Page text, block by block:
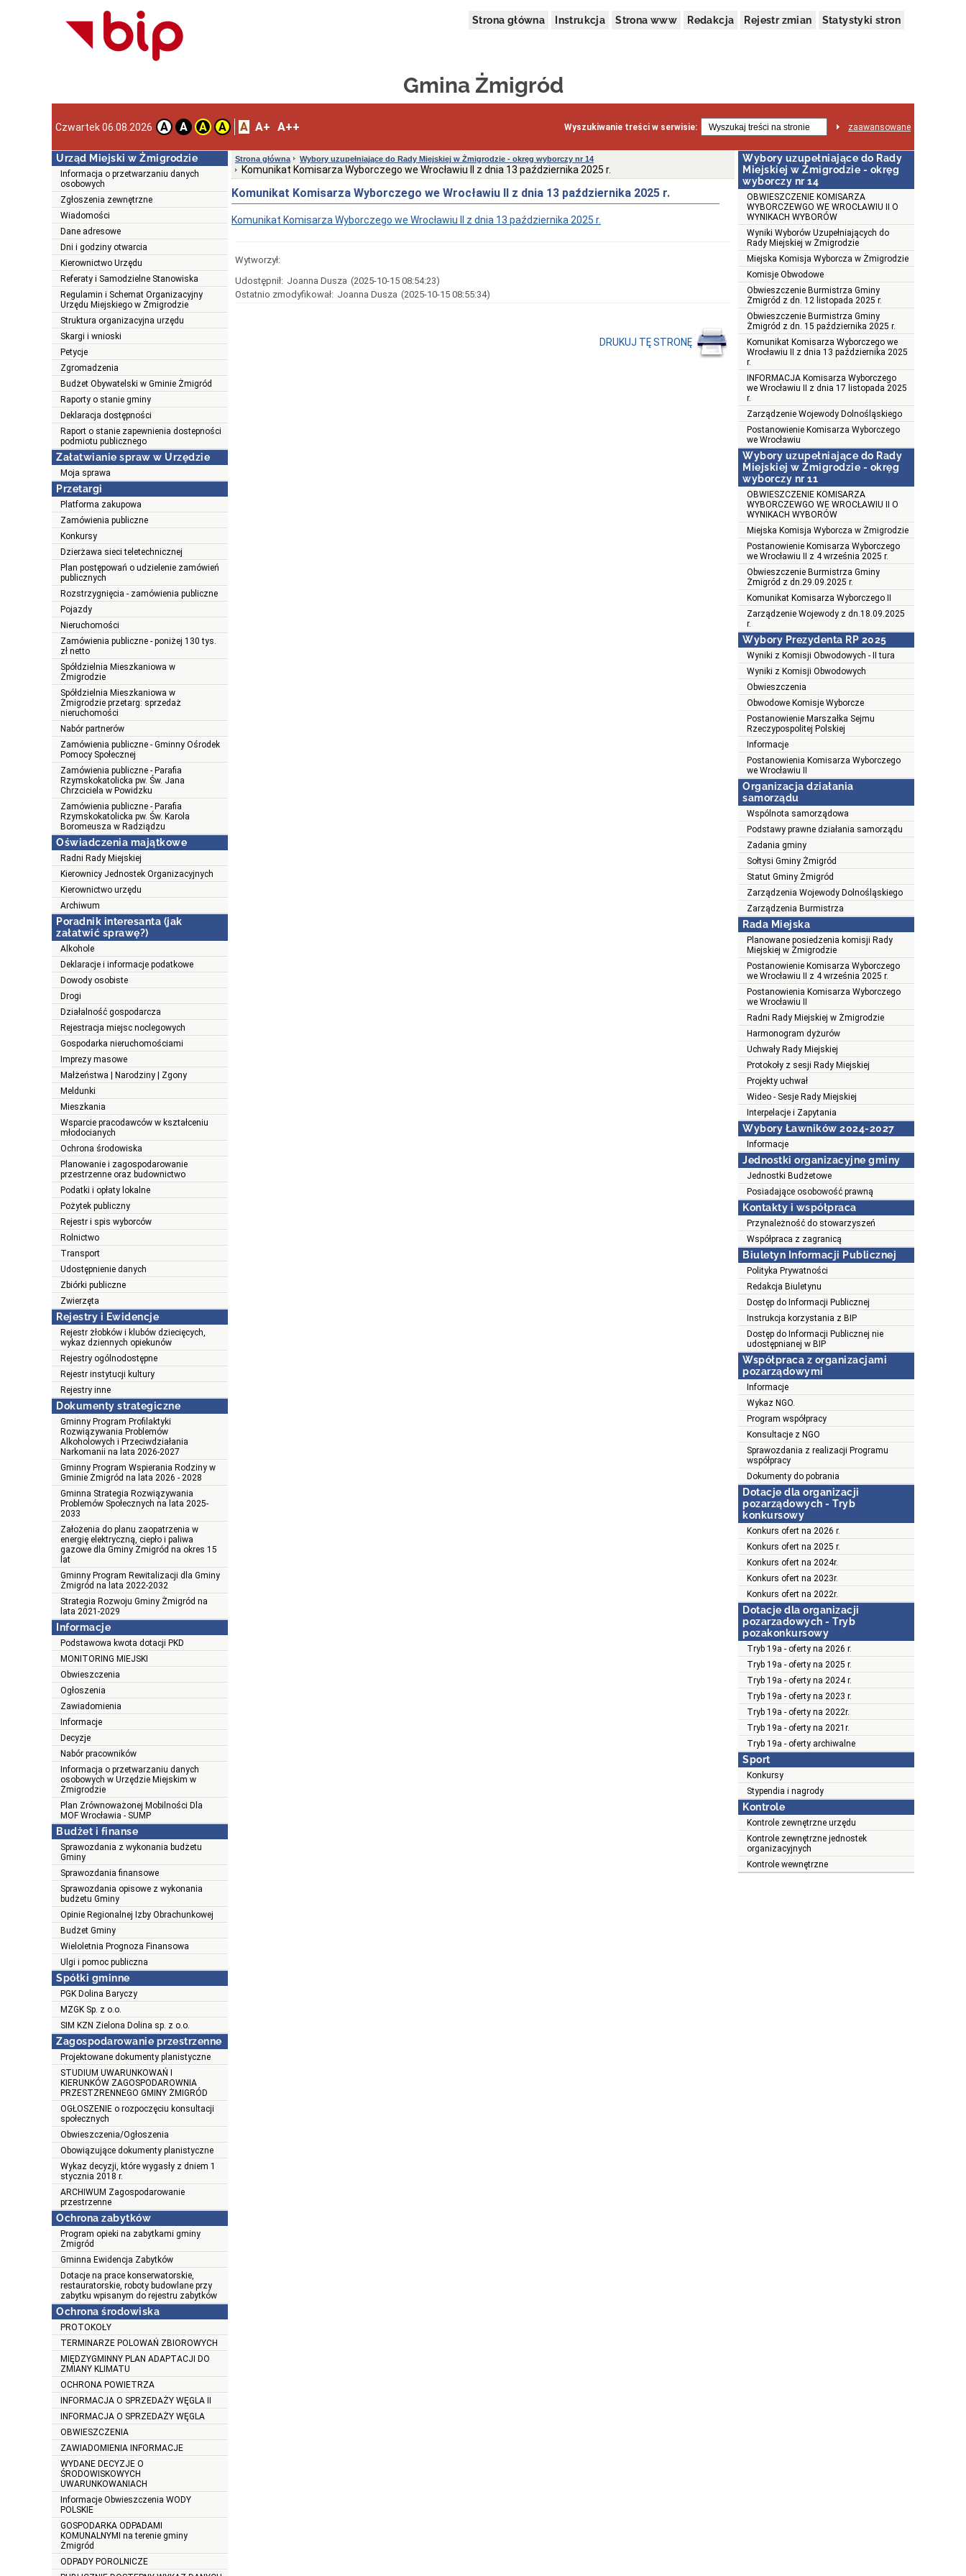
Strona główna Instrukcja Strona www Redakcja Rejestr zmian Statystyki stron
Gmina Żmigród
Czwartek 06.08.2026 A A A A A A+ A++ Wyszukiwanie treści w serwisie: zaawansowane
Urząd Miejski w Żmigrodzie
Informacja o przetwarzaniu danych
osobowych
Zgłoszenia zewnętrzne
Wiadomości
Dane adresowe
Dni i godziny otwarcia
Kierownictwo Urzędu
Referaty i Samodzielne Stanowiska
Regulamin i Schemat Organizacyjny
Urzędu Miejskiego w Żmigrodzie
Struktura organizacyjna urzędu
Skargi i wnioski
Petycje
Zgromadzenia
Budżet Obywatelski w Gminie Żmigród
Raporty o stanie gminy
Deklaracja dostępności
Raport o stanie zapewnienia dostepności
podmiotu publicznego
Załatwianie spraw w Urzędzie
Moja sprawa
Przetargi
Platforma zakupowa
Zamówienia publiczne
Konkursy
Dzierżawa sieci teletechnicznej
Plan postępowań o udzielenie zamówień
publicznych
Rozstrzygnięcia - zamówienia publiczne
Pojazdy
Nieruchomości
Zamówienia publiczne - poniżej 130 tys.
zł netto
Spółdzielnia Mieszkaniowa w
Żmigrodzie
Spółdzielnia Mieszkaniowa w
Żmigrodzie przetarg: sprzedaż
nieruchomości
Nabór partnerów
Zamówienia publiczne - Gminny Ośrodek
Pomocy Społecznej
Zamówienia publiczne - Parafia
Rzymskokatolicka pw. Św. Jana
Chrzciciela w Powidzku
Zamówienia publiczne - Parafia
Rzymskokatolicka pw. Św. Karola
Boromeusza w Radziądzu
Oświadczenia majątkowe
Radni Rady Miejskiej
Kierownicy Jednostek Organizacyjnych
Kierownictwo urzędu
Archiwum
Poradnik interesanta (jak
załatwić sprawę?)
Alkohole
Deklaracje i informacje podatkowe
Dowody osobiste
Drogi
Działalność gospodarcza
Rejestracja miejsc noclegowych
Gospodarka nieruchomościami
Imprezy masowe
Małżeństwa | Narodziny | Zgony
Meldunki
Mieszkania
Wsparcie pracodawców w kształceniu
młodocianych
Ochrona środowiska
Planowanie i zagospodarowanie
przestrzenne oraz budownictwo
Podatki i opłaty lokalne
Pożytek publiczny
Rejestr i spis wyborców
Rolnictwo
Transport
Udostępnienie danych
Zbiórki publiczne
Zwierzęta
Rejestry i Ewidencje
Rejestr żłobków i klubów dziecięcych,
wykaz dziennych opiekunów
Rejestry ogólnodostępne
Rejestr instytucji kultury
Rejestry inne
Dokumenty strategiczne
Gminny Program Profilaktyki
Rozwiązywania Problemów
Alkoholowych i Przeciwdziałania
Narkomanii na lata 2026-2027
Gminny Program Wspierania Rodziny w
Gminie Żmigród na lata 2026 - 2028
Gminna Strategia Rozwiązywania
Problemów Społecznych na lata 2025-
2033
Założenia do planu zaopatrzenia w
energię elektryczną, ciepło i paliwa
gazowe dla Gminy Żmigród na okres 15
lat
Gminny Program Rewitalizacji dla Gminy
Żmigród na lata 2022-2032
Strategia Rozwoju Gminy Żmigród na
lata 2021-2029
Informacje
Podstawowa kwota dotacji PKD
MONITORING MIEJSKI
Obwieszczenia
Ogłoszenia
Zawiadomienia
Informacje
Decyzje
Nabór pracowników
Informacja o przetwarzaniu danych
osobowych w Urzędzie Miejskim w
Żmigrodzie
Plan Zrównoważonej Mobilności Dla
MOF Wrocławia - SUMP
Budżet i finanse
Sprawozdania z wykonania budżetu
Gminy
Sprawozdania finansowe
Sprawozdania opisowe z wykonania
budżetu Gminy
Opinie Regionalnej Izby Obrachunkowej
Budżet Gminy
Wieloletnia Prognoza Finansowa
Ulgi i pomoc publiczna
Spółki gminne
PGK Dolina Baryczy
MZGK Sp. z o.o.
SIM KZN Zielona Dolina sp. z o.o.
Zagospodarowanie przestrzenne
Projektowane dokumenty planistyczne
STUDIUM UWARUNKOWAŃ I
KIERUNKÓW ZAGOSPODAROWNIA
PRZESTZRENNEGO GMINY ŻMIGRÓD
OGŁOSZENIE o rozpoczęciu konsultacji
społecznych
Obwieszczenia/Ogłoszenia
Obowiązujące dokumenty planistyczne
Wykaz decyzji, które wygasły z dniem 1
stycznia 2018 r.
ARCHIWUM Zagospodarowanie
przestrzenne
Ochrona zabytków
Program opieki na zabytkami gminy
Żmigród
Gminna Ewidencja Zabytków
Dotacje na prace konserwatorskie,
restauratorskie, roboty budowlane przy
zabytku wpisanym do rejestru zabytków
Ochrona środowiska
PROTOKOŁY
TERMINARZE POLOWAŃ ZBIOROWYCH
MIĘDZYGMINNY PLAN ADAPTACJI DO
ZMIANY KLIMATU
OCHRONA POWIETRZA
INFORMACJA O SPRZEDAŻY WĘGLA II
INFORMACJA O SPRZEDAŻY WĘGLA
OBWIESZCZENIA
ZAWIADOMIENIA INFORMACJE
WYDANE DECYZJE O
ŚRODOWISKOWYCH
UWARUNKOWANIACH
Informacje Obwieszczenia WODY
POLSKIE
GOSPODARKA ODPADAMI
KOMUNALNYMI na terenie gminy
Żmigród
ODPADY POROLNICZE
Strona główna Wybory uzupełniające do Rady Miejskiej w Żmigrodzie - okręg wyborczy nr 14
Komunikat Komisarza Wyborczego we Wrocławiu II z dnia 13 października 2025 r.
Komunikat Komisarza Wyborczego we Wrocławiu II z dnia 13 października 2025 r.
Komunikat Komisarza Wyborczego we Wrocławiu II z dnia 13 października 2025 r.
Wytworzył:
Udostępnił: Joanna Dusza (2025-10-15 08:54:23)
Ostatnio zmodyfikował: Joanna Dusza (2025-10-15 08:55:34)
DRUKUJ TĘ STRONĘ
Wybory uzupełniające do Rady
Miejskiej w Żmigrodzie - okręg
wyborczy nr 14
OBWIESZCZENIE KOMISARZA
WYBORCZEWGO WE WROCŁAWIU II O
WYNIKACH WYBORÓW
Wyniki Wyborów Uzupełniających do
Rady Miejskiej w Żmigrodzie
Miejska Komisja Wyborcza w Żmigrodzie
Komisje Obwodowe
Obwieszczenie Burmistrza Gminy
Żmigród z dn. 12 listopada 2025 r.
Obwieszczenie Burmistrza Gminy
Żmigród z dn. 15 października 2025 r.
Komunikat Komisarza Wyborczego we
Wrocławiu II z dnia 13 października 2025
r.
INFORMACJA Komisarza Wyborczego
we Wrocławiu II z dnia 17 listopada 2025
r.
Zarządzenie Wojewody Dolnośląskiego
Postanowienie Komisarza Wyborczego
we Wrocławiu
Wybory uzupełniające do Rady
Miejskiej w Żmigrodzie - okręg
wyborczy nr 11
OBWIESZCZENIE KOMISARZA
WYBORCZEWGO WE WROCŁAWIU II O
WYNIKACH WYBORÓW
Miejska Komisja Wyborcza w Żmigrodzie
Postanowienie Komisarza Wyborczego
we Wrocławiu II z 4 września 2025 r.
Obwieszczenie Burmistrza Gminy
Żmigród z dn.29.09.2025 r.
Komunikat Komisarza Wyborczego II
Zarządzenie Wojewody z dn.18.09.2025
r.
Wybory Prezydenta RP 2025
Wyniki z Komisji Obwodowych - II tura
Wyniki z Komisji Obwodowych
Obwieszczenia
Obwodowe Komisje Wyborcze
Postanowienie Marszałka Sejmu
Rzeczypospolitej Polskiej
Informacje
Postanowienia Komisarza Wyborczego
we Wrocławiu II
Organizacja działania
samorządu
Wspólnota samorządowa
Podstawy prawne działania samorządu
Zadania gminy
Sołtysi Gminy Żmigród
Statut Gminy Żmigród
Zarządzenia Wojewody Dolnośląskiego
Zarządzenia Burmistrza
Rada Miejska
Planowane posiedzenia komisji Rady
Miejskiej w Żmigrodzie
Postanowienie Komisarza Wyborczego
we Wrocławiu II z 4 września 2025 r.
Postanowienia Komisarza Wyborczego
we Wrocławiu II
Radni Rady Miejskiej w Żmigrodzie
Harmonogram dyżurów
Uchwały Rady Miejskiej
Protokoły z sesji Rady Miejskiej
Projekty uchwał
Wideo - Sesje Rady Miejskiej
Interpelacje i Zapytania
Wybory Ławników 2024-2027
Informacje
Jednostki organizacyjne gminy
Jednostki Budżetowe
Posiadające osobowość prawną
Kontakty i współpraca
Przynależność do stowarzyszeń
Współpraca z zagranicą
Biuletyn Informacji Publicznej
Polityka Prywatności
Redakcja Biuletynu
Dostęp do Informacji Publicznej
Instrukcja korzystania z BIP
Dostęp do Informacji Publicznej nie
udostępnianej w BIP
Współpraca z organizacjami
pozarządowymi
Informacje
Wykaz NGO.
Program współpracy
Konsultacje z NGO
Sprawozdania z realizacji Programu
współpracy
Dokumenty do pobrania
Dotacje dla organizacji
pozarządowych - Tryb
konkursowy
Konkurs ofert na 2026 r.
Konkurs ofert na 2025 r.
Konkurs ofert na 2024r.
Konkurs ofert na 2023r.
Konkurs ofert na 2022r.
Dotacje dla organizacji
pozarzadowych - Tryb
pozakonkursowy
Tryb 19a - oferty na 2026 r.
Tryb 19a - oferty na 2025 r.
Tryb 19a - oferty na 2024 r.
Tryb 19a - oferty na 2023 r.
Tryb 19a - oferty na 2022r.
Tryb 19a - oferty na 2021r.
Tryb 19a - oferty archiwalne
Sport
Konkursy
Stypendia i nagrody
Kontrole
Kontrole zewnętrzne urzędu
Kontrole zewnętrzne jednostek
organizacyjnych
Kontrole wewnętrzne